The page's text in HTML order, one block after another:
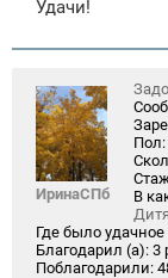
Удачи!
ИринаСПб
Пол:
В
Где было
Благодарил (а): 3
Поблагодарили: